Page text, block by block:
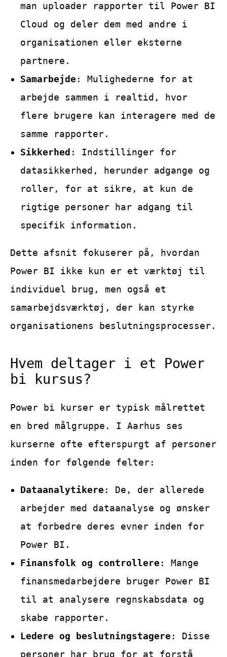
man uploader rapporter til Power BI
Cloud og deler dem med andre i
organisationen eller eksterne
partnere.
Samarbejde: Mulighederne for at
arbejde sammen i realtid, hvor
flere brugere kan interagere med de
samme rapporter.
Sikkerhed : Indstillinger for
datasikkerhed, herunder adgange og
roller, for at sikre, at kun de
rigtige personer har adgang til
specifik information.
Dette afsnit fokuserer på, hvordan
Power BI ikke kun er et værktøj til
individuel brug, men også et
samarbejdsværktøj, der kan styrke
organisationens beslutningsprocesser.
Hvem deltager i et Power
bi kursus?
Power bi kurser er typisk målrettet
en bred målgruppe. I Aarhus ses
kurserne ofte efterspurgt af personer
inden for følgende felter:
Dataanalytikere: De, der allerede
arbejder med dataanalyse og ønsker
at forbedre deres evner inden for
Power BI.
Finansfolk og controllere: Mange
finansmedarbejdere bruger Power BI
til at analysere regnskabsdata og
skabe rapporter.
Ledere og beslutningstagere: Disse
personer har brug for at forstå